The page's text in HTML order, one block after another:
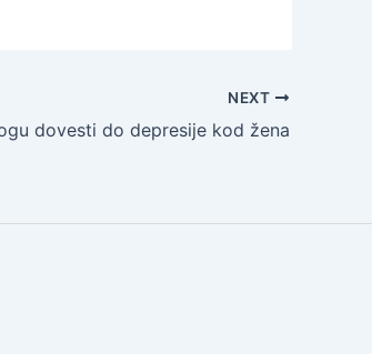
NEXT
dovesti do depresije kod žena